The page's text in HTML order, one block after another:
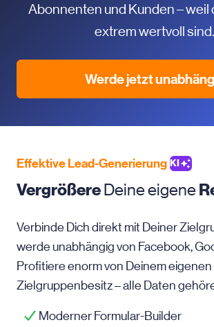
Abonnenten und Kunden – weil
extrem wertvoll sind.
Werde jetzt
Effektive Lead-Generierung KI
VergrößereDeine eigene
Verbinde Dich direkt mit Deiner
werde unabhängig von Facebook,
Profitiere enorm von Deinem eigenen
Zielgruppenbesitz – alle Daten
Moderner Formular-Builder